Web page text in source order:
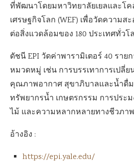
ที่พัฒนาโดยมหาวิทยาลัยเยลและโค
เศรษฐกิจโลก (WEF) เพื่อวัดความ
ต่อสิ่งแวดล้อมของ 180 ประเทศทั่วโ
ดัชนี EPI วัดค่าพารามิเตอร์ 40 ราย
หมวดหมู่ เช่น การบรรเทาการเปลี่
คุณภาพอากาศ สุขาภิบาลและน้ำดื่
ทรัพยากรน้ำ เกษตรกรรม การประ
ไม้ และความหลากหลายทางชีวภา
อ้างอิง :
https://epi.yale.edu/